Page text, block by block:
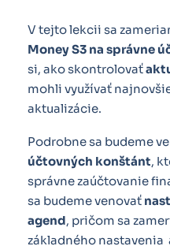
V tejto lekcii sa
Money S3 na správne
si, ako skontrolovať
mohli využívať
aktualizácie.
Podrobne sa budeme
účtovných konštánt,
správne zaúčtovanie
sa budeme venovať
agend, pričom sa
základného nastavenia